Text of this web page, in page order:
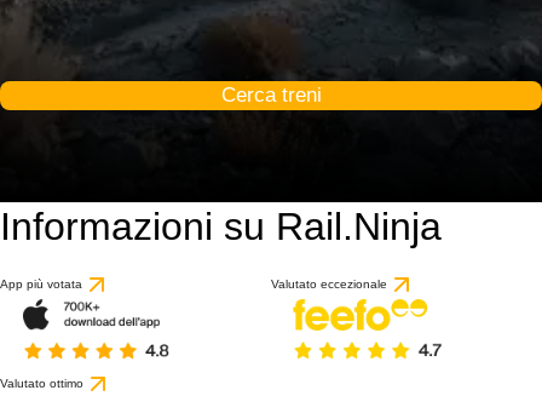
Cerca treni
Informazioni su Rail.Ninja
App più votata Valutato eccezionale
Valutato ottimo